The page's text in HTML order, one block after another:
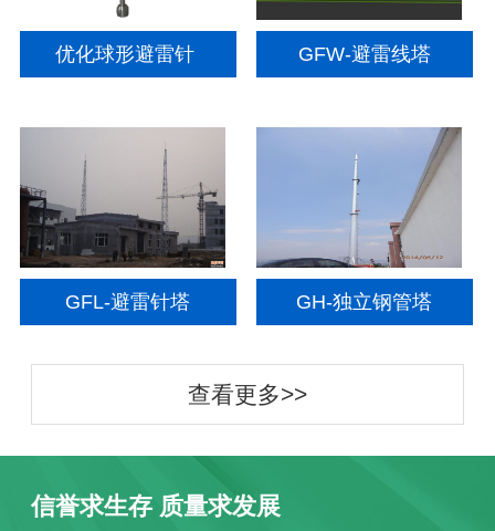
优化球形避雷针 GFW-避雷线塔
GFL-避雷针塔 GH-独立钢管塔
查看更多>>
信誉求生存 质量求发展